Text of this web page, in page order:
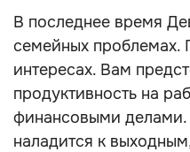
В последнее время
семейных проблемах.
интересах. Вам
продуктивность на
финансовыми
наладится к